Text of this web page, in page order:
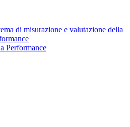
di misurazione e valutazione della
Performance